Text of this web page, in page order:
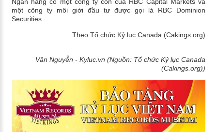
một công ty môi giới đầu tư được gọi là RBC Dominion
Securities.
Theo Tổ chức Kỷ lục Canada (Cakings.org)
Vân Nguyễn - Kyluc.vn (Nguồn: Tổ chức Kỷ lục Canada
(Cakings.org))